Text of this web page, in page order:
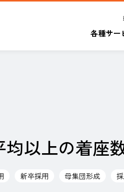
各種サー
以上の着座
新卒採用 母集団形成